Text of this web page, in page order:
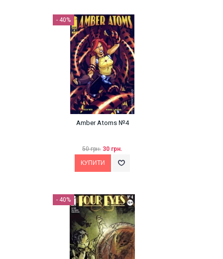
- 40%
Amber Atoms №4
50 грн. 30 грн.
- 40%